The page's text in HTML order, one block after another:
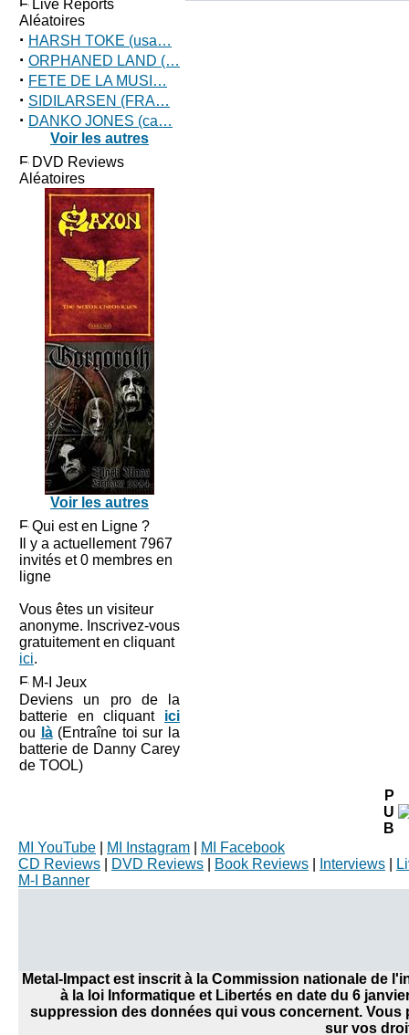
Live Reports
Aléatoires
· HARSH TOKE (usa…
· ORPHANED LAND (…
· FETE DE LA MUSI…
· SIDILARSEN (FRA…
· DANKO JONES (ca…
Voir les autres
DVD Reviews
Aléatoires
Voir les autres
Qui est en Ligne ?
Il y a actuellement 7967
invités et 0 membres en
ligne
Vous êtes un visiteur
anonyme. Inscrivez-vous
gratuitement en cliquant
ici.
M-I Jeux
Deviens un pro de la
batterie en cliquant ici
ou
là(Entraîne toi sur la
batterie de Danny Carey
de TOOL)
P
U
B
MI YouTube
MI Instagram
MI Facebook
CD Reviews
DVD Reviews Book Reviews Interviews
M-I Banner
Metal-Impact est inscrit à la Commission nationale de
à la loi Informatique et Libertés en date du 6
suppression des données qui vous concernent.
sur vos